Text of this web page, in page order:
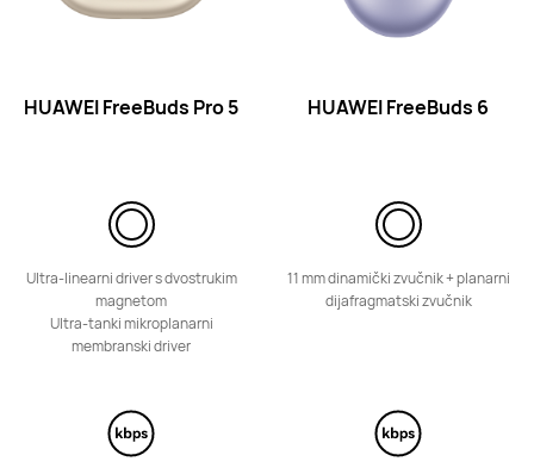
Saznajte više
HUAWEI FreeBuds Pro 5
Ultra-linearni driver s dvostrukim
magnetom
Ultra-tanki mikroplanarni
membranski driver
HUAWEI FreeBuds 6
11 mm dinamički zvučnik + planarni
dijafragmatski zvučnik